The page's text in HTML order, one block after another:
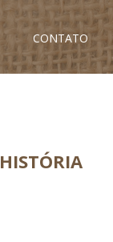
CONTATO
HISTÓRIA